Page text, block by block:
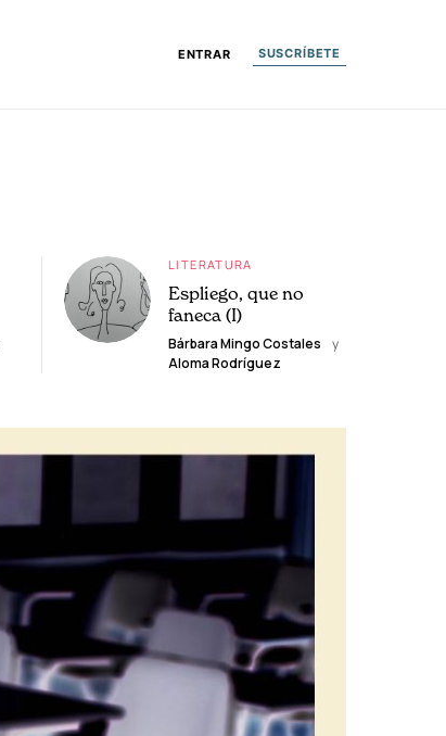
ENTRAR SUSCRÍBETE
LITERATURA
Espliego, que no
faneca (I)
Bárbara Mingo Costales
y
Aloma Rodríguez